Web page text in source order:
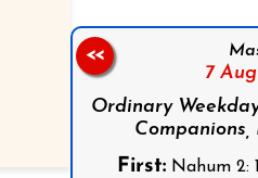
7
Ordinary
First:Nahum 2:
<<